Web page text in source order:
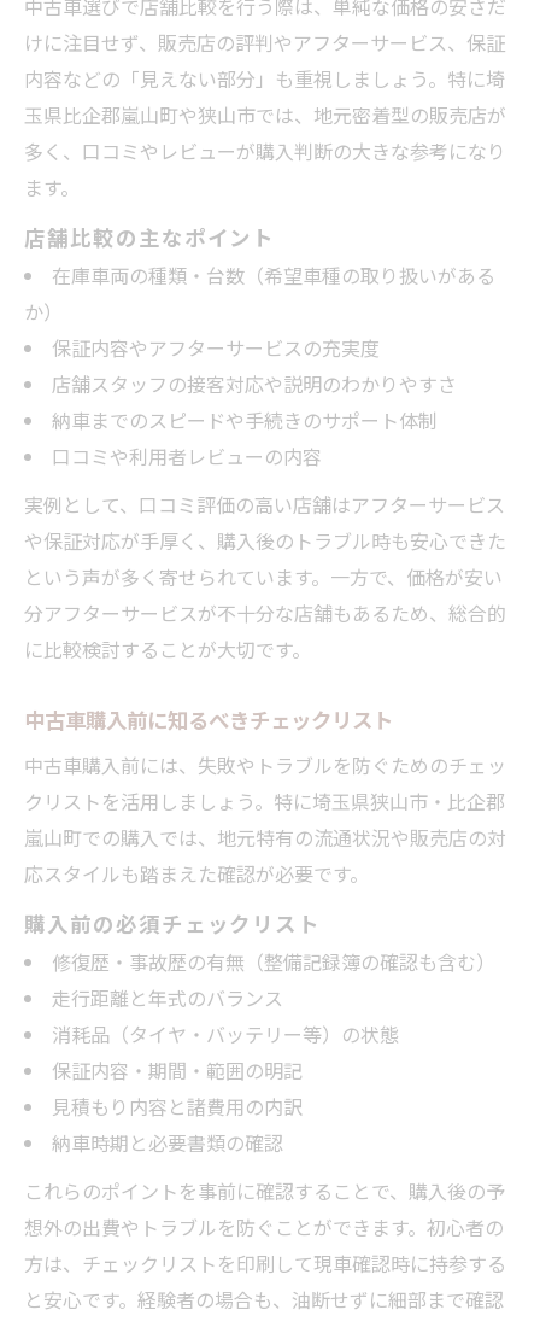
けに注目せず、販売店の評判やアフターサービス、保証
内容などの「見えない部分」も重視しましょう。特に埼
玉県比企郡嵐山町や狭山市では、地元密着型の販売店が
多く、口コミやレビューが購入判断の大きな参考になり
ます。
店舗比較の主なポイント
在庫車両の種類・台数（希望車種の取り扱いがある
か）
保証内容やアフターサービスの充実度
店舗スタッフの接客対応や説明のわかりやすさ
納車までのスピードや手続きのサポート体制
口コミや利用者レビューの内容
実例として、口コミ評価の高い店舗はアフターサービス
や保証対応が手厚く、購入後のトラブル時も安心できた
という声が多く寄せられています。一方で、価格が安い
分アフターサービスが不十分な店舗もあるため、総合的
に比較検討することが大切です。
中古車購入前に知るべきチェックリスト
中古車購入前には、失敗やトラブルを防ぐためのチェッ
クリストを活用しましょう。特に埼玉県狭山市・比企郡
嵐山町での購入では、地元特有の流通状況や販売店の対
応スタイルも踏まえた確認が必要です。
購入前の必須チェックリスト
修復歴・事故歴の有無（整備記録簿の確認も含む）
走行距離と年式のバランス
消耗品（タイヤ・バッテリー等）の状態
保証内容・期間・範囲の明記
見積もり内容と諸費用の内訳
納車時期と必要書類の確認
これらのポイントを事前に確認することで、購入後の予
想外の出費やトラブルを防ぐことができます。初心者の
方は、チェックリストを印刷して現車確認時に持参する
と安心です。経験者の場合も、油断せずに細部まで確認